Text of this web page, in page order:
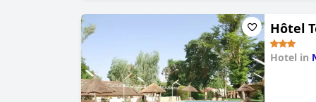
Hôtel
Hotel in